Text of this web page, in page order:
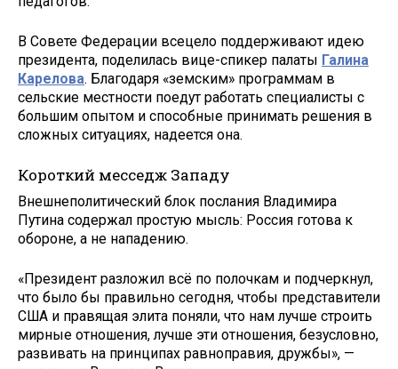
В Совете Федерации всецело поддерживают идею
президента, поделилась вице-спикер палаты Галина
Карелова. Благодаря «земским» программам в
сельские местности поедут работать специалисты с
большим опытом и способные принимать решения в
сложных ситуациях, надеется она.
Короткий месседж Западу
Внешнеполитический блок послания Владимира
Путина содержал простую мысль: Россия готова к
обороне, а не нападению.
«Президент разложил всё по полочкам и подчеркнул,
что было бы правильно сегодня, чтобы представители
США и правящая элита поняли, что нам лучше строить
мирные отношения, лучше эти отношения, безусловно,
развивать на принципах равноправия, дружбы», —